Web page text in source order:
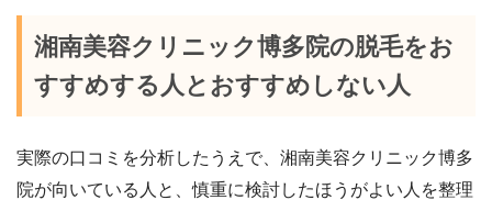
湘南美容クリニック博多院の脱毛をお
すすめする人とおすすめしない人
実際の口コミを分析したうえで、湘南美容クリニック博多
院が向いている人と、慎重に検討したほうがよい人を整理